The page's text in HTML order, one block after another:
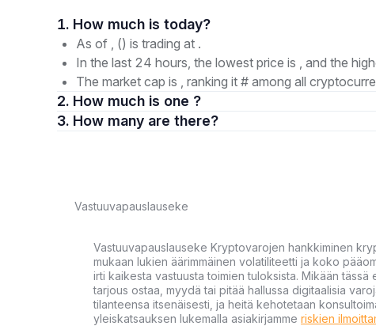
1. How much is today?
As of , () is trading at .
In the last 24 hours, the lowest price is , and the
The market cap is , ranking it # among all
2. How much is one ?
3. How many are there?
Vastuuvapauslauseke
Vastuuvapauslauseke Kryptovarojen hankkiminen
mukaan lukien äärimmäinen volatiliteetti ja koko
irti kaikesta vastuusta toimien tuloksista. Mikään
tarjous ostaa, myydä tai pitää hallussa digitaalisia
tilanteensa itsenäisesti, ja heitä kehotetaan
yleiskatsauksen lukemalla asiakirjamme riskien